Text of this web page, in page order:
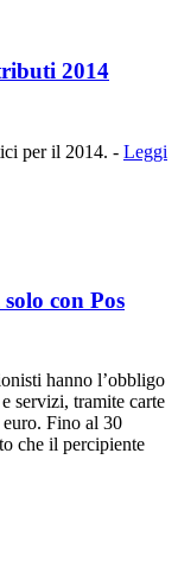
2014
per il 2014. - Leggi
con Pos
hanno l’obbligo
servizi, tramite carte
Fino al 30
che il percipiente